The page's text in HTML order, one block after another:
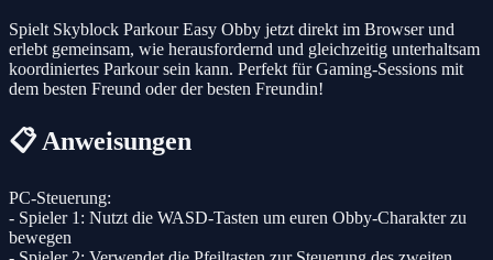
Spielt Skyblock Parkour Easy Obby jetzt direkt im Browser und
erlebt gemeinsam, wie herausfordernd und gleichzeitig unterhaltsam
koordiniertes Parkour sein kann. Perfekt für Gaming-Sessions mit
dem besten Freund oder der besten Freundin!
📋 Anweisungen
PC-Steuerung:
- Spieler 1: Nutzt die WASD-Tasten um euren Obby-Charakter zu
bewegen